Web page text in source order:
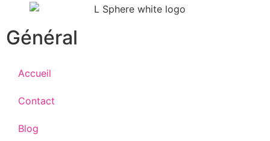
Général
Accueil
Contact
Blog